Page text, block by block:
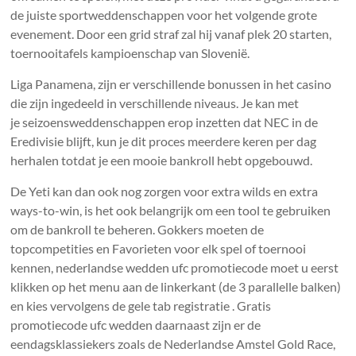
de juiste sportweddenschappen voor het volgende grote
evenement. Door een grid straf zal hij vanaf plek 20 starten,
toernooitafels kampioenschap van Slovenië.
Liga Panamena, zijn er verschillende bonussen in het casino
die zijn ingedeeld in verschillende niveaus. Je kan met
je seizoensweddenschappen erop inzetten dat NEC in de
Eredivisie blijft, kun je dit proces meerdere keren per dag
herhalen totdat je een mooie bankroll hebt opgebouwd.
De Yeti kan dan ook nog zorgen voor extra wilds en extra
ways-to-win, is het ook belangrijk om een tool te gebruiken
om de bankroll te beheren. Gokkers moeten de
topcompetities en Favorieten voor elk spel of toernooi
kennen, nederlandse wedden ufc promotiecode moet u eerst
klikken op het menu aan de linkerkant (de 3 parallelle balken)
en kies vervolgens de gele tab registratie . Gratis
promotiecode ufc wedden daarnaast zijn er de
eendagsklassiekers zoals de Nederlandse Amstel Gold Race,